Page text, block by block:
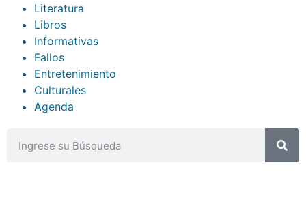
Literatura
Libros
Informativas
Fallos
Entretenimiento
Culturales
Agenda